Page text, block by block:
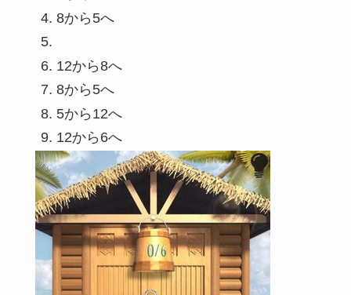
8から5へ
12から8へ
8から5へ
5から12へ
12から6へ